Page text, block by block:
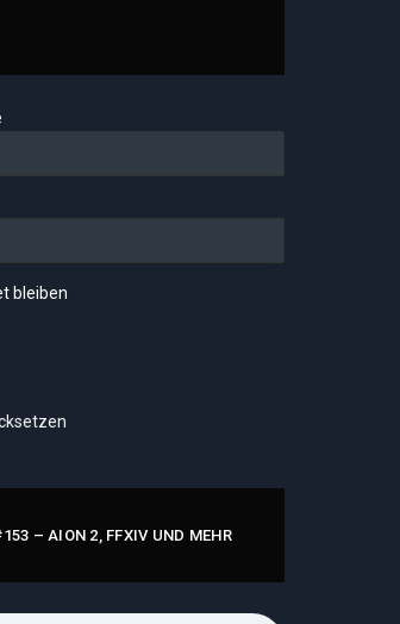
bleiben
– AION 2, FFXIV UND MEHR